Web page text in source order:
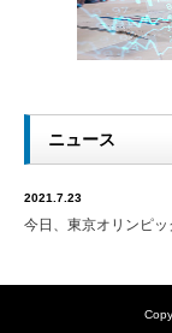
ニュース
2021.7.23
今日、東京オリンピッ